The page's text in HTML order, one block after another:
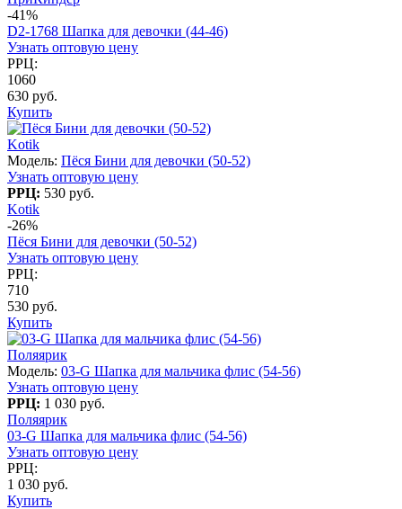
-41%
D2-1768 Шапка для девочки (44-46)
Узнать оптовую цену
РРЦ:
1060
630 руб.
Купить
Kotik
Модель: Пёся Бини для девочки (50-52)
Узнать оптовую цену
РРЦ: 530 руб.
Kotik
-26%
Пёся Бини для девочки (50-52)
Узнать оптовую цену
РРЦ:
710
530 руб.
Купить
Поляярик
Модель: 03-G Шапка для мальчика флис (54-56)
Узнать оптовую цену
РРЦ: 1 030 руб.
Поляярик
03-G Шапка для мальчика флис (54-56)
Узнать оптовую цену
РРЦ:
1 030 руб.
Купить